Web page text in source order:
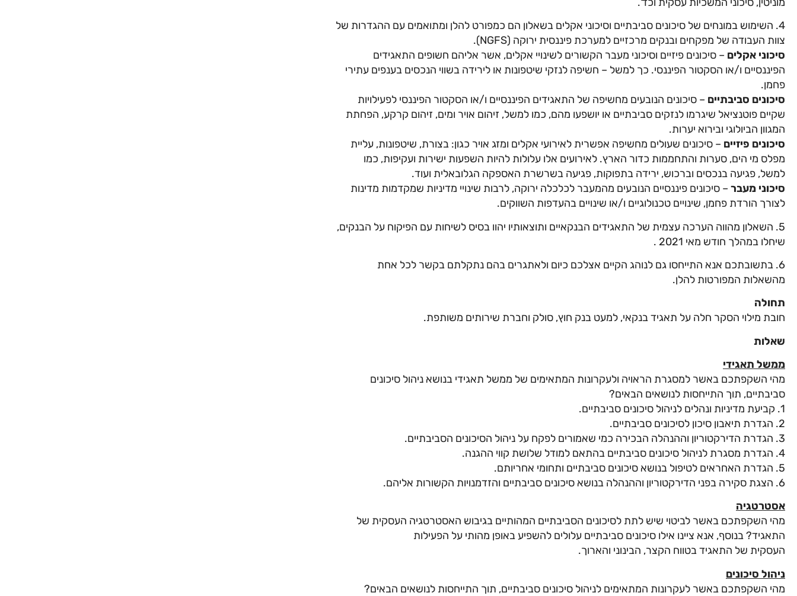
4. השימוש במונחים של סיכונים סביבתיים וסיכוני אקלים בשאלון הם כמפורט להלן ומתואמים עם ההגדרות של
צוות העבודה של מפקחים ובנקים מרכזיים למערכת פיננסית ירוקה (NGFS).
סיכוני אקלים – סיכונים פיזיים וסיכוני מעבר הקשורים לשינויי אקלים, אשר אליהם חשופים התאגידים
הפיננסיים ו/או הסקטור הפיננסי. כך למשל – חשיפה לנזקי שיטפונות או לירידה בשווי הנכסים בענפים עתירי
פחמן.
סיכונים סביבתיים – סיכונים הנובעים מחשיפה של התאגידים הפיננסיים ו/או הסקטור הפיננסי לפעילויות
שקיים פוטנציאל שיגרמו לנזקים סביבתיים או יושפעו מהם, כמו למשל, זיהום אויר ומים, זיהום קרקע, הפחתת
המגוון הביולוגי ובירוא יערות.
סיכונים פיזיים – סיכונים שעולים מחשיפה אפשרית לאירועי אקלים ומזג אויר כגון: בצורת, שיטפונות, עליית
מפלס מי הים, סערות והתחממות כדור הארץ. לאירועים אלו עלולות להיות השפעות ישירות ועקיפות, כמו
למשל, פגיעה בנכסים וברכוש, ירידה בתפוקות, פגיעה בשרשרת האספקה הגלובאלית ועוד.
סיכוני מעבר – סיכונים פיננסיים הנובעים מהמעבר לכלכלה ירוקה, לרבות שינויי מדיניות שמקדמות מדינות
לצורך הורדת פחמן, שינויים טכנולוגיים ו/או שינויים בהעדפות השווקים.
5. השאלון מהווה הערכה עצמית של התאגידים הבנקאיים ותוצאותיו יהוו בסיס לשיחות עם הפיקוח על הבנקים,
שיחלו במהלך חודש מאי 2021 .
6. בתשובתכם אנא התייחסו גם לנוהג הקיים אצלכם כיום ולאתגרים בהם נתקלתם בקשר לכל אחת
מהשאלות המפורטות להלן.
תחולה
חובת מילוי הסקר חלה על תאגיד בנקאי, למעט בנק חוץ, סולק וחברת שירותים משותפת.
שאלות
ממשל תאגידי
מהי השקפתכם באשר למסגרת הראויה ולעקרונות המתאימים של ממשל תאגידי בנושא ניהול סיכונים
סביבתיים, תוך התייחסות לנושאים הבאים?
1. קביעת מדיניות ונהלים לניהול סיכונים סביבתיים.
2. הגדרת תיאבון סיכון לסיכונים סביבתיים.
3. הגדרת הדירקטוריון וההנהלה הבכירה כמי שאמורים לפקח על ניהול הסיכונים הסביבתיים.
4. הגדרת מסגרת לניהול סיכונים סביבתיים בהתאם למודל שלושת קווי ההגנה.
5. הגדרת האחראים לטיפול בנושא סיכונים סביבתיים ותחומי אחריותם.
6. הצגת סקירה בפני הדירקטוריון וההנהלה בנושא סיכונים סביבתיים והזדמנויות הקשורות אליהם.
אסטרטגיה
מהי השקפתכם באשר לביטוי שיש לתת לסיכונים הסביבתיים המהותיים בגיבוש האסטרטגיה העסקית של
התאגיד? בנוסף, אנא ציינו אילו סיכונים סביבתיים עלולים להשפיע באופן מהותי על הפעילות
העסקית של התאגיד בטווח הקצר, הבינוני והארוך.
ניהול סיכונים
מהי השקפתכם באשר לעקרונות המתאימים לניהול סיכונים סביבתיים, תוך התייחסות לנושאים הבאים?